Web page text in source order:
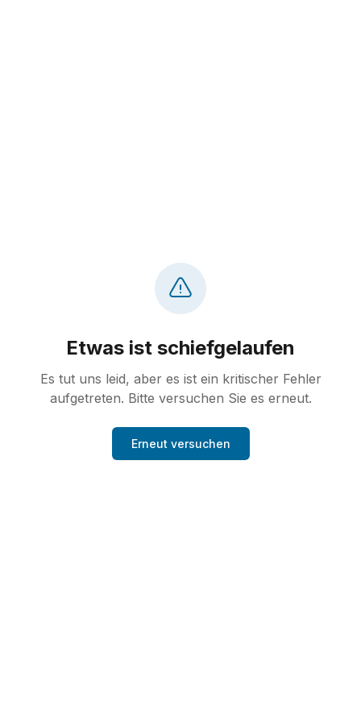
Etwas ist schiefgelaufen
Es tut uns leid, aber es ist ein kritischer Fehler
aufgetreten. Bitte versuchen Sie es erneut.
Erneut versuchen